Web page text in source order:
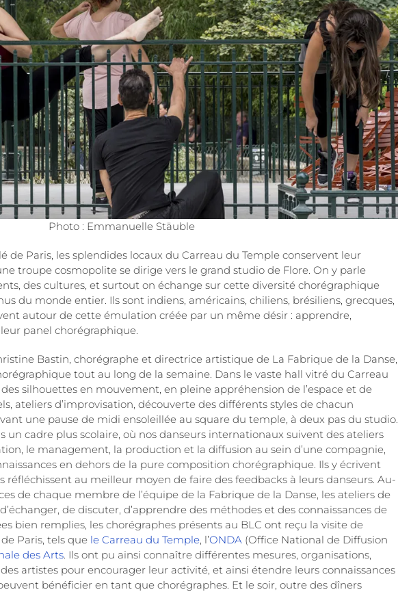
Photo : Emmanuelle Stäuble
de Paris, les splendides locaux du Carreau du Temple conservent leur
troupe cosmopolite se dirige vers le grand studio de Flore. On y parle
des cultures, et surtout on échange sur cette diversité chorégraphique
du monde entier. Ils sont indiens, américains, chiliens, brésiliens, grecques,
autour de cette émulation créée par un même désir : apprendre,
panel chorégraphique.
Bastin, chorégraphe et directrice artistique de La Fabrique de la Danse,
tout au long de la semaine. Dans le vaste hall vitré du Carreau
silhouettes en mouvement, en pleine appréhension de l’espace et de
ateliers d’improvisation, découverte des différents styles de chacun
une pause de midi ensoleillée au square du temple, à deux pas du studio.
un cadre plus scolaire, où nos danseurs internationaux suivent des ateliers
le management, la production et la diffusion au sein d’une compagnie,
en dehors de la pure composition chorégraphique. Ils y écrivent
réfléchissent au meilleur moyen de faire des feedbacks à leurs danseurs. Au-
de chaque membre de l’équipe de la Fabrique de la Danse, les ateliers de
de discuter, d’apprendre des méthodes et des connaissances de
bien remplies, les chorégraphes présents au BLC ont reçu la visite de
Paris, tels que le Carreau du Temple , l’ONDA (Office National de Diffusion
des Arts . Ils ont pu ainsi connaître différentes mesures, organisations,
artistes pour encourager leur activité, et ainsi étendre leurs connaissances
bénéficier en tant que chorégraphes. Et le soir, outre des dîners